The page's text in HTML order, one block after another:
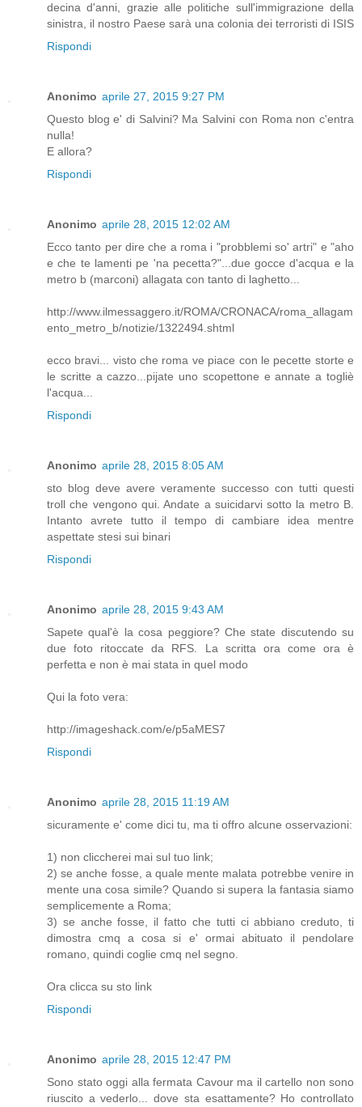
decina d'anni, grazie alle politiche sull'immigrazione della
sinistra, il nostro Paese sarà una colonia dei terroristi di ISIS
Rispondi
Anonimo aprile 27, 2015 9:27 PM
Questo blog e' di Salvini? Ma Salvini con Roma non c'entra
nulla!
E allora?
Rispondi
Anonimo aprile 28, 2015 12:02 AM
Ecco tanto per dire che a roma i "probblemi so' artri" e "aho
e che te lamenti pe 'na pecetta?"...due gocce d'acqua e la
metro b (marconi) allagata con tanto di laghetto...
http://www.ilmessaggero.it/ROMA/CRONACA/roma_allagam
ento_metro_b/notizie/1322494.shtml
ecco bravi... visto che roma ve piace con le pecette storte e
le scritte a cazzo...pijate uno scopettone e annate a togliè
l'acqua...
Rispondi
Anonimo aprile 28, 2015 8:05 AM
sto blog deve avere veramente successo con tutti questi
troll che vengono qui. Andate a suicidarvi sotto la metro B.
Intanto avrete tutto il tempo di cambiare idea mentre
aspettate stesi sui binari
Rispondi
Anonimo aprile 28, 2015 9:43 AM
Sapete qual'è la cosa peggiore? Che state discutendo su
due foto ritoccate da RFS. La scritta ora come ora è
perfetta e non è mai stata in quel modo
Qui la foto vera:
http://imageshack.com/e/p5aMES7
Rispondi
Anonimo aprile 28, 2015 11:19 AM
sicuramente e' come dici tu, ma ti offro alcune osservazioni:
1) non cliccherei mai sul tuo link;
2) se anche fosse, a quale mente malata potrebbe venire in
mente una cosa simile? Quando si supera la fantasia siamo
semplicemente a Roma;
3) se anche fosse, il fatto che tutti ci abbiano creduto, ti
dimostra cmq a cosa si e' ormai abituato il pendolare
romano, quindi coglie cmq nel segno.
Ora clicca su sto link
Rispondi
Anonimo aprile 28, 2015 12:47 PM
Sono stato oggi alla fermata Cavour ma il cartello non sono
riuscito a vederlo... dove sta esattamente? Ho controllato